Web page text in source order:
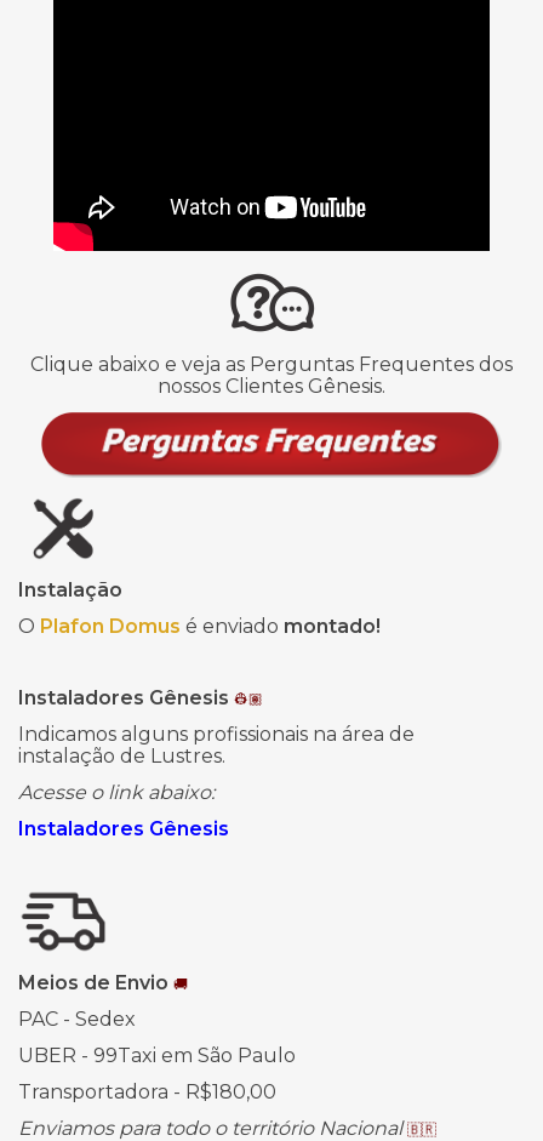
Clique abaixo e veja as Perguntas Frequentes dos
nossos Clientes Gênesis.
Instalação
O Plafon Domus é enviado montado!
Instaladores Gênesis 👷🏽
Indicamos alguns profissionais na área de
instalação de Lustres.
Acesse o link abaixo:
Instaladores Gênesis
Meios de Envio 🚚
PAC - Sedex
UBER - 99Taxi em São Paulo
Transportadora - R$180,00
Enviamos para todo o território Nacional🇧🇷